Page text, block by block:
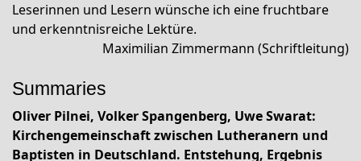
Leserinnen und Lesern wünsche ich eine fruchtbare
und erkenntnisreiche Lektüre.
Maximilian Zimmermann (Schriftleitung)
Summaries
Oliver Pilnei, Volker Spangenberg, Uwe Swarat:
Kirchengemeinschaft zwischen Lutheranern und
Baptisten in Deutschland. Entstehung, Ergebnis